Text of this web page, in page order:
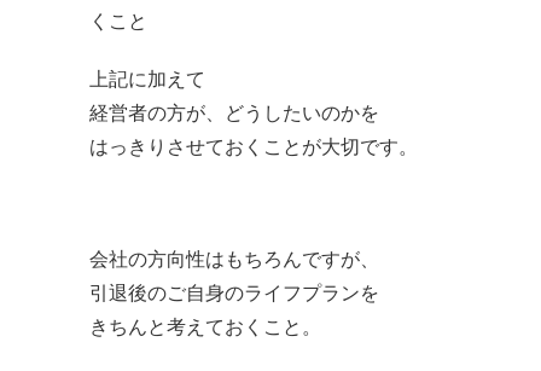
くこと
上記に加えて
経営者の方が、どうしたいのかを
はっきりさせておくことが大切です。
会社の方向性はもちろんですが、
引退後のご自身のライフプランを
きちんと考えておくこと。